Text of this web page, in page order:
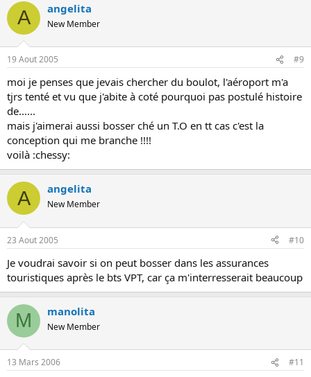
A angelita
New Member
19 Aout 2005 #9
moi je penses que jevais chercher du boulot, l'aéroport m'a
tjrs tenté et vu que j'abite à coté pourquoi pas postulé histoire
de......
mais j'aimerai aussi bosser ché un T.O en tt cas c'est la
conception qui me branche !!!!
voilà :chessy:
A angelita
New Member
23 Aout 2005 #10
Je voudrai savoir si on peut bosser dans les assurances
touristiques après le bts VPT, car ça m'interresserait beaucoup
M manolita
New Member
13 Mars 2006 #11